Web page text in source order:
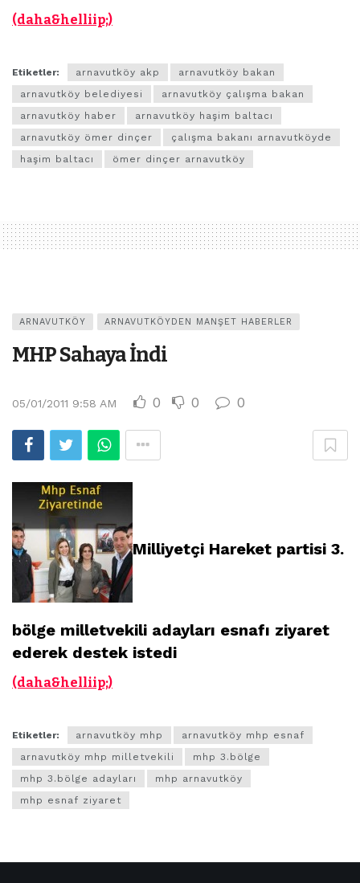
(daha&helliip;)
Etiketler: arnavutköy akp
arnavutköy bakan
arnavutköy belediyesi
arnavutköy çalışma bakan
arnavutköy haber
arnavutköy haşim baltacı
arnavutköy ömer dinçer
çalışma bakanı arnavutköyde
haşim baltacı
ömer dinçer arnavutköy
ARNAVUTKÖY ARNAVUTKÖYDEN MANŞET HABERLER
MHP Sahaya İndi
05/01/2011 9:58 AM 0 0 0
Milliyetçi Hareket partisi 3.
bölge milletvekili adayları esnafı ziyaret
ederek destek istedi
(daha&helliip;)
Etiketler: arnavutköy mhp
arnavutköy mhp esnaf
arnavutköy mhp milletvekili
mhp 3.bölge
mhp 3.bölge adayları
mhp arnavutköy
mhp esnaf ziyaret